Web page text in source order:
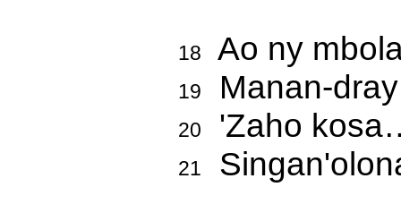
18 Ao ny
19 Manan-
20 'Zaho
21